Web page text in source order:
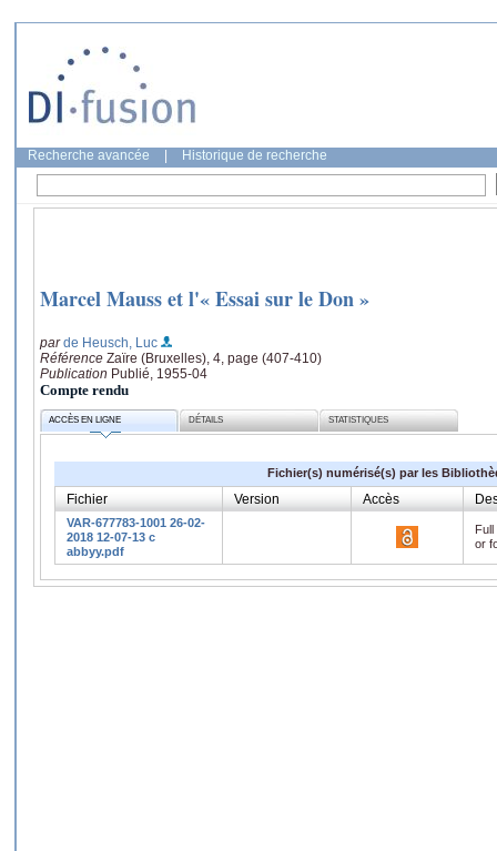
Recherche avancée Historique de recherche
Marcel Mauss et l'« Essai sur le Don »
parde Heusch, Luc
Référence Zaïre (Bruxelles), 4, page (407-410)
Publication Publié, 1955-04
Compte rendu
ACCÈS EN LIGNE DÉTAILS STATISTIQUES
Fichier(s) numérisé(s) par les
Fichier Version Accès
VAR-677783-1001 26-02-
2018 12-07-13 c
abbyy.pdf
or